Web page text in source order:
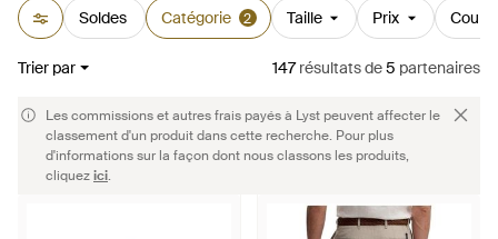
Soldes Catégorie 2 Taille Prix
Trier par 147résultatsde5 partenaires
Les commissions et autres frais payés à Lyst peuvent affecter le
classement d'un produit dans cette recherche. Pour plus
d'informations sur la façon dont nous classons les produits,
cliquezici.